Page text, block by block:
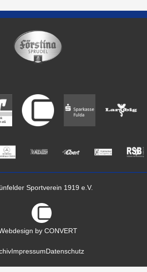
Sportverein 1919 e.V.
by CONVERT
Impressum Datenschutz